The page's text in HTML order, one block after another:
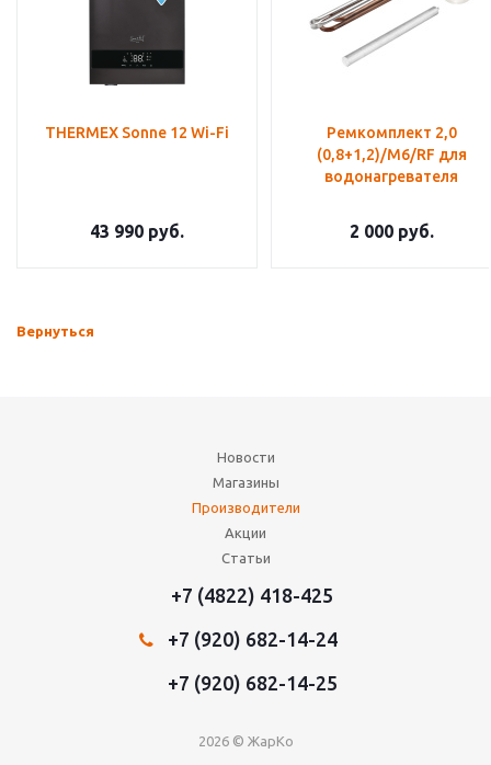
THERMEX Sonne 12 Wi-Fi
43 990 руб.
Ремкомплект 2,0
(0,8+1,2)/М6/RF для
водонагревателя
2 000руб.
Вернуться
Новости
Магазины
Производители
Акции
Статьи
+7 (4822) 418-425
+7 (920) 682-14-24
+7 (920) 682-14-25
2026 © ЖарКо